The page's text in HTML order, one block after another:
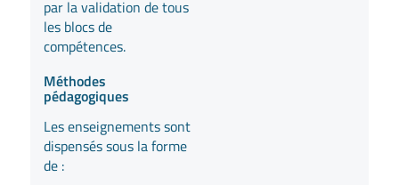
par la validation de tous
les blocs de
compétences.
Méthodes
pédagogiques
Les enseignements sont
dispensés sous la forme
de :